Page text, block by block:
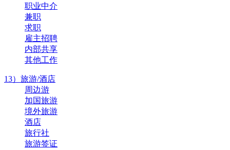
职业中介
兼职
求职
雇主招聘
内部共享
其他工作
13）旅游/酒店
周边游
加国旅游
境外旅游
酒店
旅行社
旅游签证